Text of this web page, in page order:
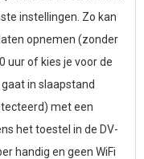
instellingen. Zo kan
opnemen (zonder
uur of kies je voor de
in slaapstand
met een
het toestel in de DV-
handig en geen WiFi